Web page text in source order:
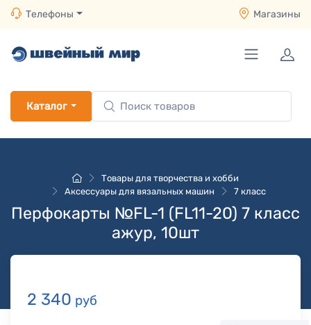
Телефоны Магазины
Каталог
Товары для творчества и хобби
Аксессуары для вязальных машин
7 класс
Перфокарты №FL-1 (FL11-20) 7 класс
ажур, 10шт
2 340 руб